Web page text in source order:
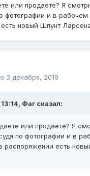
или продаете? Я
фотографии и в рабочем
новый Шпунт
3 декабря, 2019
Фаr сказал:
или продаете? Я
по фотографии и в
распоряжении есть